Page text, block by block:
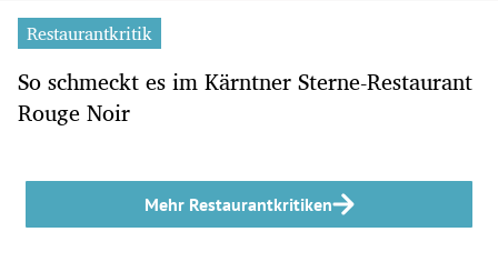
Restaurantkritik
So schmeckt es im Kärntner Sterne-Restaurant
Rouge Noir
Mehr Restaurantkritiken